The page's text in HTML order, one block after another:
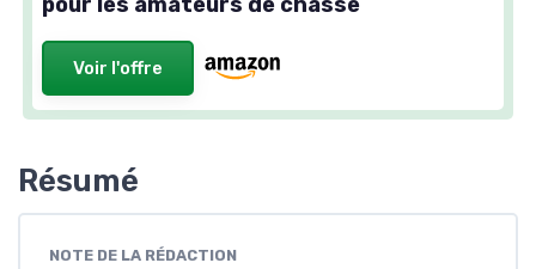
Voir l'offre
Résumé
NOTE DE LA RÉDACTION